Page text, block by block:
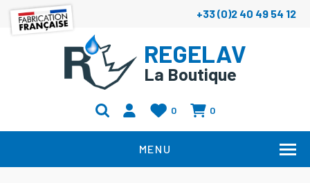
+33 (0)2 40 49 54 12
REGELAV
La Boutique
0 0
MENU